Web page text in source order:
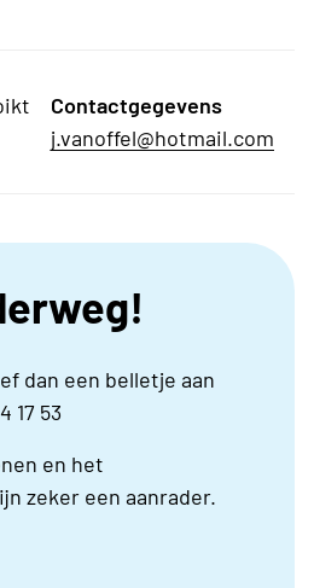
Contactgegevens
j.vanoffel@hotmail.com
dan een belletje aan
17 53
en het
zeker een aanrader.